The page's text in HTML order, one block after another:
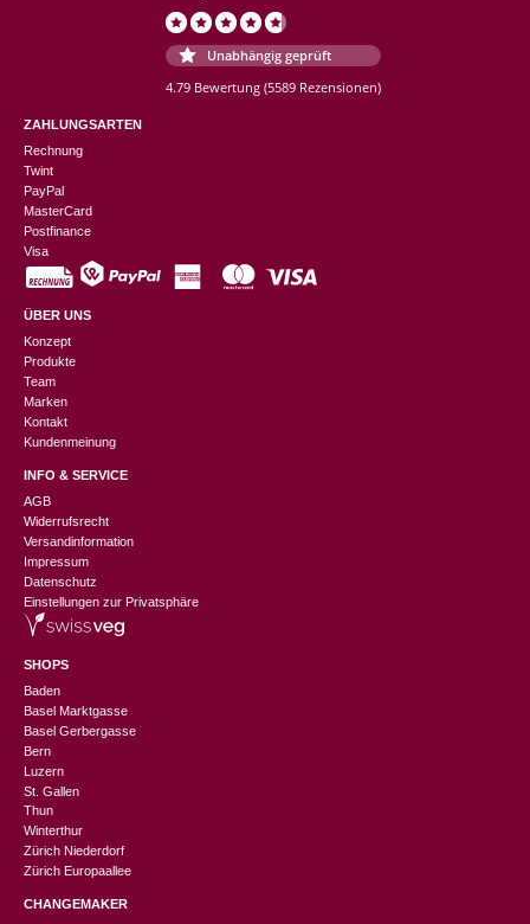
Unabhängig geprüft
4.79 Bewertung (5589 Rezensionen)
ZAHLUNGSARTEN
Rechnung
Twint
PayPal
MasterCard
Postfinance
Visa
ÜBER UNS
Konzept
Produkte
Team
Marken
Kontakt
Kundenmeinung
INFO & SERVICE
AGB
Widerrufsrecht
Versandinformation
Impressum
Datenschutz
Einstellungen zur Privatsphäre
SHOPS
Baden
Basel Marktgasse
Basel Gerbergasse
Bern
Luzern
St. Gallen
Thun
Winterthur
Zürich Niederdorf
Zürich Europaallee
CHANGEMAKER